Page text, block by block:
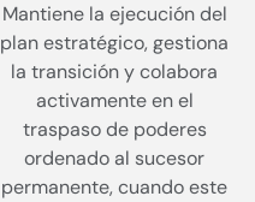
Mantiene la ejecución del
plan estratégico, gestiona
la transición y colabora
activamente en el
traspaso de poderes
ordenado al sucesor
permanente, cuando este